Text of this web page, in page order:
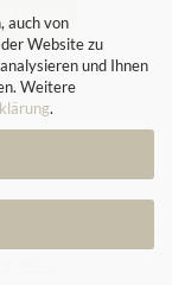
auch von
Website zu
und Ihnen
Weitere
.